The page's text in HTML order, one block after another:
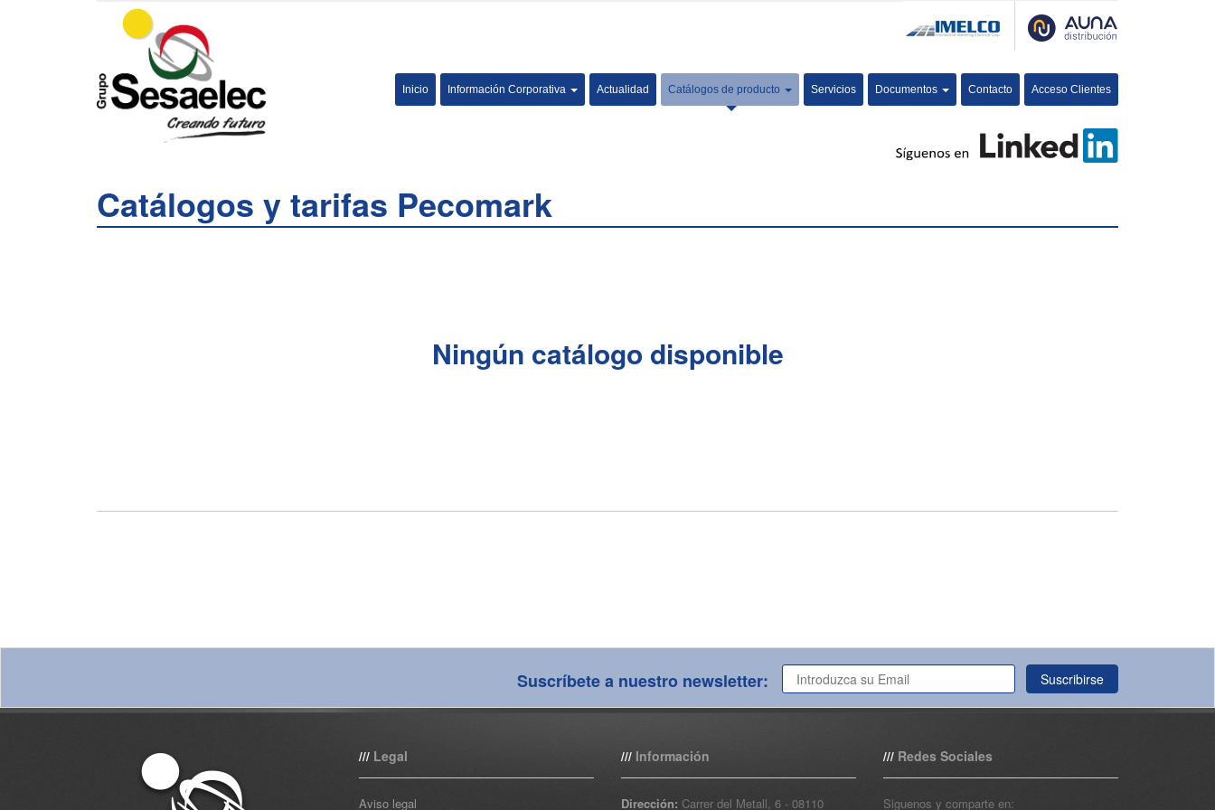
Inicio Información Corporativa Actualidad Catálogos de producto Servicios Documentos Contacto Acceso Clientes
Catálogos y tarifas Pecomark
Ningún catálogo disponible
Suscríbete a nuestro newsletter: Suscribirse
/// Legal
Aviso legal
/// Información
Dirección: Carrer del Metall, 6 - 08110
/// Redes Sociales
Siguenos y comparte en: